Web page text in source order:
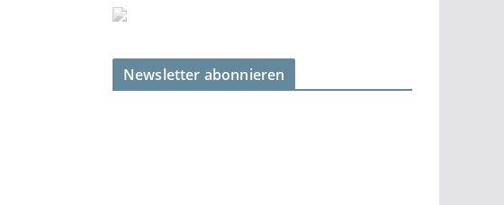
Newsletter abonnieren